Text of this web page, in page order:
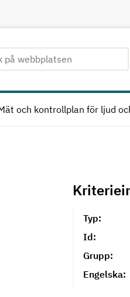
webbplatsen
sökning
och kontrollplan för ljud
Typ:
Id:
Grupp:
Engelska: